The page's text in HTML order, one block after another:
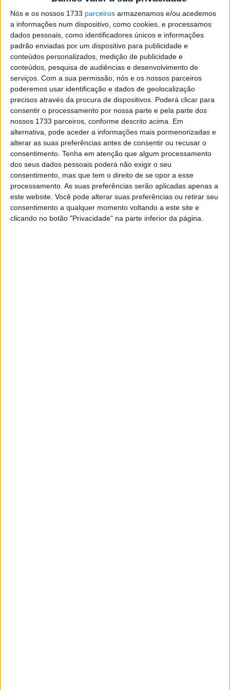
Nós e os nossos 1733 parceiros armazenamos e/ou acedemos
a informações num dispositivo, como cookies, e processamos
dados pessoais, como identificadores únicos e informações
padrão enviadas por um dispositivo para publicidade e
conteúdos personalizados, medição de publicidade e
conteúdos, pesquisa de audiências e desenvolvimento de
serviços. Com a sua permissão, nós e os nossos parceiros
poderemos usar identificação e dados de geolocalização
precisos através da procura de dispositivos. Poderá clicar para
consentir o processamento por nossa parte e pela parte dos
nossos 1733 parceiros, conforme descrito acima. Em
alternativa, pode aceder a informações mais pormenorizadas e
alterar as suas preferências antes de consentir ou recusar o
consentimento. Tenha em atenção que algum processamento
dos seus dados pessoais poderá não exigir o seu
consentimento, mas que tem o direito de se opor a esse
processamento. As suas preferências serão aplicadas apenas a
este website. Você pode alterar suas preferências ou retirar seu
consentimento a qualquer momento voltando a este site e
clicando no botão "Privacidade" na parte inferior da página.
novo guiador, que é 10cm mais estreito e mais aberto,
fazendo com que a colocação das nossas mãos no
mesmo sejam numa posição de extensão mais natural
dos braços.